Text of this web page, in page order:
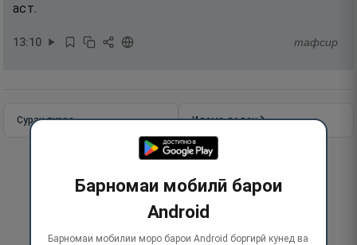
аст.
13:10 тафсир
Сураи пурра Идома додан
Барномаи мобилӣ барои
Android
Барномаи мобилии моро барои Android боргирӣ кунед ва